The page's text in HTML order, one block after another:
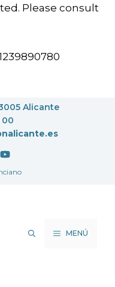
Please consult
Alicante
00
MENÚ